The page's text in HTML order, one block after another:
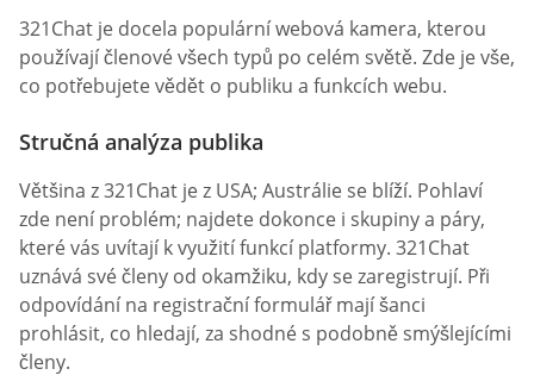
321Chat je docela populární webová kamera, kterou
používají členové všech typů po celém světě. Zde je vše,
co potřebujete vědět o publiku a funkcích webu.
Stručná analýza publika
Většina z 321Chat je z USA; Austrálie se blíží. Pohlaví
zde není problém; najdete dokonce i skupiny a páry,
které vás uvítají k využití funkcí platformy. 321Chat
uznává své členy od okamžiku, kdy se zaregistrují. Při
odpovídání na registrační formulář mají šanci
prohlásit, co hledají, za shodné s podobně smýšlejícími
členy.